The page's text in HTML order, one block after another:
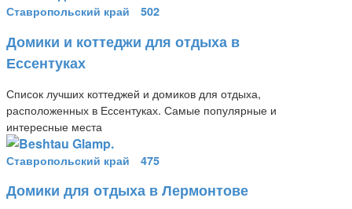
Ставропольский край 502
Домики и коттеджи для отдыха в
Ессентуках
Список лучших коттеджей и домиков для отдыха,
расположенных в Ессентуках. Самые популярные и
интересные места
Ставропольский край 475
Домики для отдыха в Лермонтове